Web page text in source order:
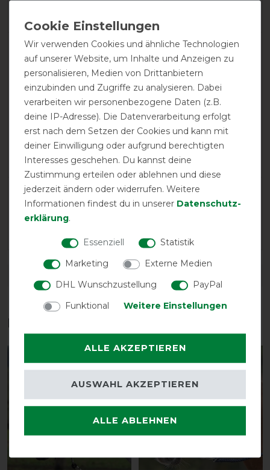
product experience
calculated from 1 customer reviews
Positive
100%
Neutral
0%
0%
LATEST REVIEWS
Das perfekte Zubehör für dich
-13% -14%
Wir verwenden Cookies und ähnliche Technologien
auf unserer Website, um Inhalte und Anzeigen zu
personalisieren, Medien von Drittanbietern
einzubinden und Zugriffe zu analysieren. Dabei
verarbeiten wir personenbezogene Daten (z.B.
deine IP-Adresse). Die Datenverarbeitung erfolgt
erst nach dem Setzen der Cookies und kann mit
deiner Einwilligung oder aufgrund berechtigten
Interesses geschehen. Du kannst deine
Zustimmung erteilen oder ablehnen und diese
jederzeit ändern oder widerrufen. Weitere
Informationen findest du in unserer Daten­schutz­
erklärung.
Essenziell
Statistik
Marketing
Externe Medien
DHL Wunschzustellung
PayPal
Funktional
Weitere Einstellungen
ALLE AKZEPTIEREN
ALLE ABLEHNEN
AUSWAHL AKZEPTIEREN